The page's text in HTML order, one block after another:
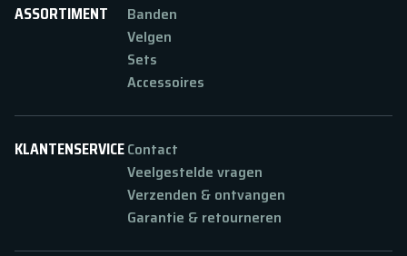
ASSORTIMENT
Banden
Velgen
Sets
Accessoires
KLANTENSERVICEContact
Veelgestelde vragen
Verzenden & ontvangen
Garantie & retourneren